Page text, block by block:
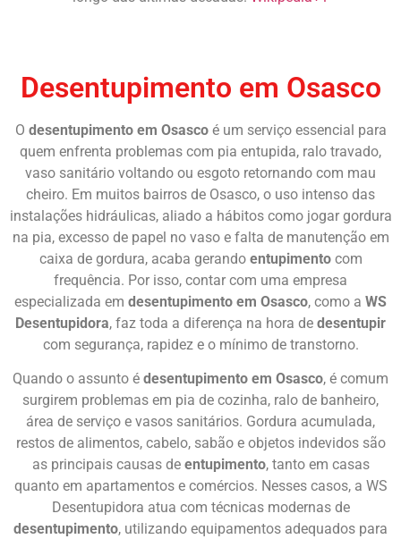
Desentupimento em Osasco
O desentupimento em Osascoé um serviço essencial para
quem enfrenta problemas com pia entupida, ralo travado,
vaso sanitário voltando ou esgoto retornando com mau
cheiro. Em muitos bairros de Osasco, o uso intenso das
instalações hidráulicas, aliado a hábitos como jogar gordura
na pia, excesso de papel no vaso e falta de manutenção em
caixa de gordura, acaba gerando entupimentocom
frequência. Por isso, contar com uma empresa
especializada em desentupimento em Osasco, como a WS
Desentupidora, faz toda a diferença na hora de desentupir
com segurança, rapidez e o mínimo de transtorno.
Quando o assunto é desentupimento em Osasco, é comum
surgirem problemas em pia de cozinha, ralo de banheiro,
área de serviço e vasos sanitários. Gordura acumulada,
restos de alimentos, cabelo, sabão e objetos indevidos são
as principais causas de entupimento, tanto em casas
quanto em apartamentos e comércios. Nesses casos, a WS
Desentupidora atua com técnicas modernas de
desentupimento, utilizando equipamentos adequados para